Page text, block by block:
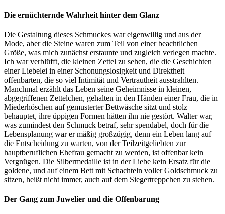
Die ernüchternde Wahrheit hinter dem Glanz
Die Gestaltung dieses Schmuckes war eigenwillig und aus der
Mode, aber die Steine waren zum Teil von einer beachtlichen
Größe, was mich zunächst erstaunte und zugleich verlegen machte.
Ich war verblüfft, die kleinen Zettel zu sehen, die die Geschichten
einer Liebelei in einer Schonungslosigkeit und Direktheit
offenbarten, die so viel Intimität und Vertrautheit ausstrahlten.
Manchmal erzählt das Leben seine Geheimnisse in kleinen,
abgegriffenen Zettelchen, gehalten in den Händen einer Frau, die in
Miederhöschen auf gemusterter Bettwäsche sitzt und stolz
behauptet, ihre üppigen Formen hätten ihn nie gestört. Walter war,
was zumindest den Schmuck betraf, sehr spendabel, doch für die
Lebensplanung war er mäßig großzügig, denn ein Leben lang auf
die Entscheidung zu warten, von der Teilzeitgeliebten zur
hauptberuflichen Ehefrau gemacht zu werden, ist offenbar kein
Vergnügen. Die Silbermedaille ist in der Liebe kein Ersatz für die
goldene, und auf einem Bett mit Schachteln voller Goldschmuck zu
sitzen, heißt nicht immer, auch auf dem Siegertreppchen zu stehen.
Der Gang zum Juwelier und die Offenbarung